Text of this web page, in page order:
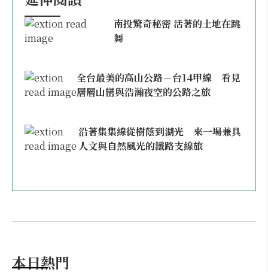
南投驚奇秘密 活著的土地在跳
舞
全台最美的高山公路－台14甲線 看見
層層山巒與浩瀚夜空的公路之旅
沿著集集線從樹蔭到湖光 來一場兼具
人文與自然風光的鐵路支線旅
本日熱門